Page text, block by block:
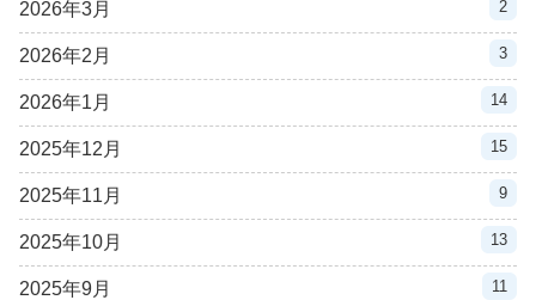
2026年3月 2
2026年2月 3
2026年1月 14
2025年12月 15
2025年11月 9
2025年10月 13
2025年9月 11